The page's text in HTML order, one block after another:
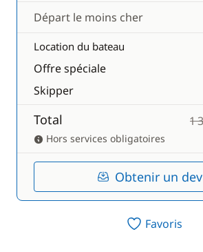
Départ le moins cher
Location du bateau
Offre spéciale
Skipper
Total 1
Hors services obligatoires
Obtenir un
Favoris